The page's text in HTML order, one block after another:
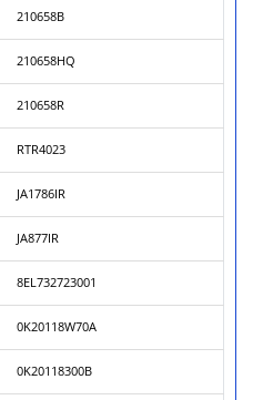
210658B
210658HQ
210658R
RTR4023
JA1786IR
JA877IR
8EL732723001
0K20118W70A
0K20118300B